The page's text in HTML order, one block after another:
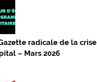
radicale de la crise
– Mars 2026